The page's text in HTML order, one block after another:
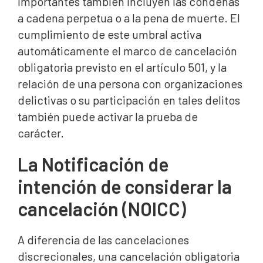
a cadena perpetua o a la pena de muerte. El
cumplimiento de este umbral activa
automáticamente el marco de cancelación
obligatoria previsto en el artículo 501, y la
relación de una persona con organizaciones
delictivas o su participación en tales delitos
también puede activar la prueba de
carácter.
La Notificación de
intención de considerar la
cancelación (NOICC)
A diferencia de las cancelaciones
discrecionales, una cancelación obligatoria